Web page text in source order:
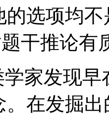
的选项均
干推论有
发现早
。在发掘